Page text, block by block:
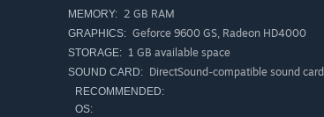
MEMORY: 2 GB RAM
GRAPHICS: Geforce 9600 GS, Radeon HD4000
STORAGE: 1 GB available space
SOUND CARD: DirectSound-compatible sound card
RECOMMENDED:
OS: